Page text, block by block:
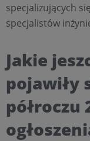
specjalizujących
specjalistów
Jakie
pojawiły
półroczu